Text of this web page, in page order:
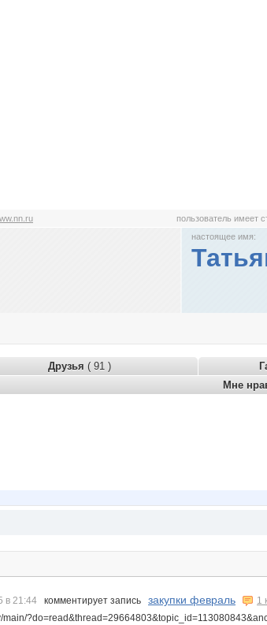
пользователь имеет
настоящее имя:
Друзья ( 91 )
Мне
в 21:44 комментирует запись закупки февраль
1
main/